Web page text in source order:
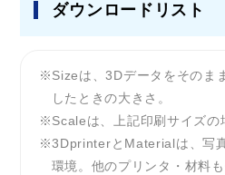
ダウンロードリスト
Sizeは、3Dデータをそのま
したときの大きさ。
Scaleは、上記印刷サイズの
3DprinterとMaterialは、写
環境。他のプリンタ・材料も